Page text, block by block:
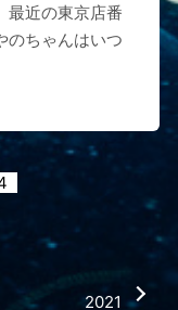
最近の東京店番
のちゃんはいつ
2021